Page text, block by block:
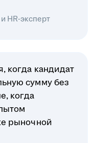
HR-эксперт
когда кандидат
сумму без
когда
рыночной